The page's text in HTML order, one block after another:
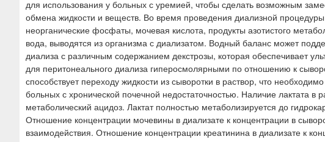
для использования у больных с уремией, чтобы сделать возможным
обмена жидкости и веществ. Во время проведения диализной
неорганические фосфаты, мочевая кислота, продукты азотистого
вода, выводятся из организма с диализатом. Водный баланс может
диализа с различным содержанием декстрозы, которая обеспечивает
для перитонеального диализа гиперосмолярными по отношению к
способствует переходу жидкости из сыворотки в раствор, что
больных с хронической почечной недостаточностью. Наличие лактата в
метаболический ацидоз. Лактат полностью метаболизируется до
Отношение концентрации мочевины в диализате к концентрации в
взаимодействия. Отношение концентрации креатинина в диализате к